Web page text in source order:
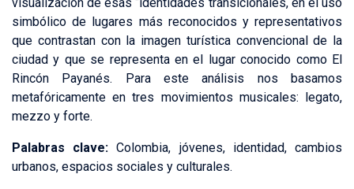
simbólico de lugares más reconocidos y representativos
que contrastan con la imagen turística convencional de la
ciudad y que se representa en el lugar conocido como El
Rincón Payanés. Para este análisis nos basamos
metafóricamente en tres movimientos musicales: legato,
mezzo y forte.
Palabras clave: Colombia, jóvenes, identidad, cambios
urbanos, espacios sociales y culturales.